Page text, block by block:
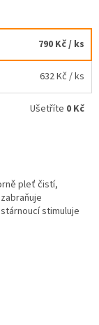
790 Kč/ ks
632 Kč / ks
Ušetříte 0 Kč
pleť čistí,
stimuluje